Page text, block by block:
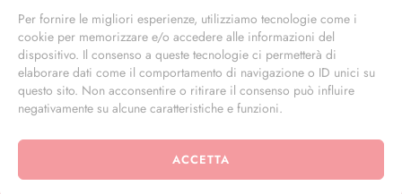
Per fornire le migliori esperienze, utilizziamo tecnologie come i
cookie per memorizzare e/o accedere alle informazioni del
dispositivo. Il consenso a queste tecnologie ci permetterà di
elaborare dati come il comportamento di navigazione o ID unici su
questo sito. Non acconsentire o ritirare il consenso può influire
negativamente su alcune caratteristiche e funzioni.
ACCETTA
info@masterphil.it